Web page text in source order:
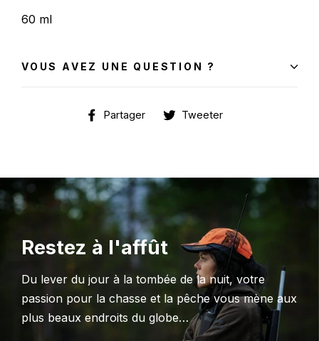
60 ml
VOUS AVEZ UNE QUESTION ?
Partager
PartagerTweeter
Restez à l'affût
Du lever du jour à la tombée de la nuit, votre
passion pour la chasse et la pêche vous mène aux
plus beaux endroits du globe…